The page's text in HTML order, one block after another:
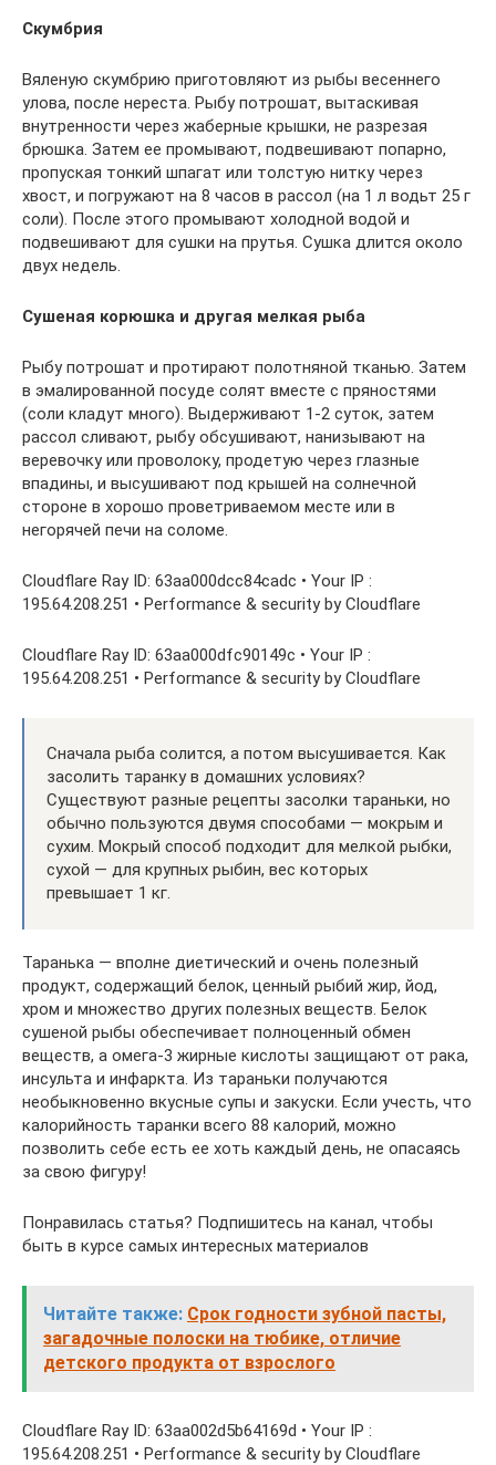
Скумбрия
Вяленую скумбрию приготовляют из рыбы весеннего
улова, после нереста. Рыбу потрошат, вытаскивая
внутренности через жаберные крышки, не разрезая
брюшка. Затем ее промывают, подвешивают попарно,
пропуская тонкий шпагат или толстую нитку через
хвост, и погружают на 8 часов в рассол (на 1 л водьт 25 г
соли). После этого промывают холодной водой и
подвешивают для сушки на прутья. Сушка длится около
двух недель.
Сушеная корюшка и другая мелкая рыба
Рыбу потрошат и протирают полотняной тканью. Затем
в эмалированной посуде солят вместе с пряностями
(соли кладут много). Выдерживают 1-2 суток, затем
рассол сливают, рыбу обсушивают, нанизывают на
веревочку или проволоку, продетую через глазные
впадины, и высушивают под крышей на солнечной
стороне в хорошо проветриваемом месте или в
негорячей печи на соломе.
Cloudflare Ray ID: 63aa000dcc84cadc • Your IP :
195.64.208.251 • Performance & security by Cloudflare
Cloudflare Ray ID: 63aa000dfc90149c • Your IP :
195.64.208.251 • Performance & security by Cloudflare
Сначала рыба солится, а потом высушивается. Как
засолить таранку в домашних условиях?
Существуют разные рецепты засолки тараньки, но
обычно пользуются двумя способами — мокрым и
сухим. Мокрый способ подходит для мелкой рыбки,
сухой — для крупных рыбин, вес которых
превышает 1 кг.
Таранька — вполне диетический и очень полезный
продукт, содержащий белок, ценный рыбий жир, йод,
хром и множество других полезных веществ. Белок
сушеной рыбы обеспечивает полноценный обмен
веществ, а омега-3 жирные кислоты защищают от рака,
инсульта и инфаркта. Из тараньки получаются
необыкновенно вкусные супы и закуски. Если учесть, что
калорийность таранки всего 88 калорий, можно
позволить себе есть ее хоть каждый день, не опасаясь
за свою фигуру!
Понравилась статья? Подпишитесь на канал, чтобы
быть в курсе самых интересных материалов
Читайте также: Срок годности зубной пасты,
загадочные полоски на тюбике, отличие
детского продукта от взрослого
Cloudflare Ray ID: 63aa002d5b64169d • Your IP :
195.64.208.251 • Performance & security by Cloudflare